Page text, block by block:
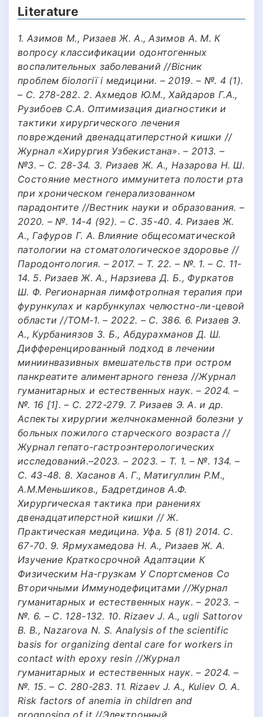
Literature
1. Азимов М., Ризаев Ж. А., Азимов А. М. К
вопросу классификации одонтогенных
воспалительных заболеваний //Вісник
проблем біології і медицини. – 2019. – №. 4 (1).
– С. 278-282. 2. Ахмедов Ю.М., Хайдаров Г.А.,
Рузибоев С.А. Оптимизация диагностики и
тактики хирургического лечения
повреждений двенадцатиперстной кишки //
Журнал «Хирургия Узбекистана». – 2013. –
№3. – С. 28-34. 3. Ризаев Ж. А., Назарова Н. Ш.
Состояние местного иммунитета полости рта
при хроническом генерализованном
парадонтите //Вестник науки и образования. –
2020. – №. 14-4 (92). – С. 35-40. 4. Ризаев Ж.
А., Гафуров Г. А. Влияние общесоматической
патологии на стоматологическое здоровье //
Пародонтология. – 2017. – Т. 22. – №. 1. – С. 11-
14. 5. Ризаев Ж. А., Нарзиева Д. Б., Фуркатов
Ш. Ф. Регионарная лимфотропная терапия при
фурункулах и карбункулах челюстно-ли-цевой
области //ТОМ-1. – 2022. – С. 386. 6. Ризаев Э.
А., Курбаниязов З. Б., Абдурахманов Д. Ш.
Дифференцированный подход в лечении
миниинвазивных вмешательств при остром
панкреатите алиментарного генеза //Журнал
гуманитарных и естественных наук. – 2024. –
№. 16 [1]. – С. 272-279. 7. Ризаев Э. А. и др.
Аспекты хирургии желчнокаменной болезни у
больных пожилого старческого возраста //
Журнал гепато-гастроэнтерологических
исследований.–2023. – 2023. – Т. 1. – №. 134. –
С. 43-48. 8. Хасанов А. Г., Матигуллин Р.М.,
А.М.Меньшиков., Бадретдинов А.Ф.
Хирургическая тактика при ранениях
двенадцатиперстной кишки // Ж.
Практическая медицина. Уфа. 5 (81) 2014. С.
67-70. 9. Ярмухамедова Н. А., Ризаев Ж. А.
Изучение Краткосрочной Адаптации К
Физическим На-грузкам У Спортсменов Со
Вторичными Иммунодефицитами //Журнал
гуманитарных и естественных наук. – 2023. –
№. 6. – С. 128-132. 10. Rizaev J. A., ugli Sattorov
B. B., Nazarova N. S. Analysis of the scientific
basis for organizing dental care for workers in
contact with epoxy resin //Журнал
гуманитарных и естественных наук. – 2024. –
№. 15. – С. 280-283. 11. Rizaev J. A., Kuliev O. A.
Risk factors of anemia in children and
prognosing of it //Электронный